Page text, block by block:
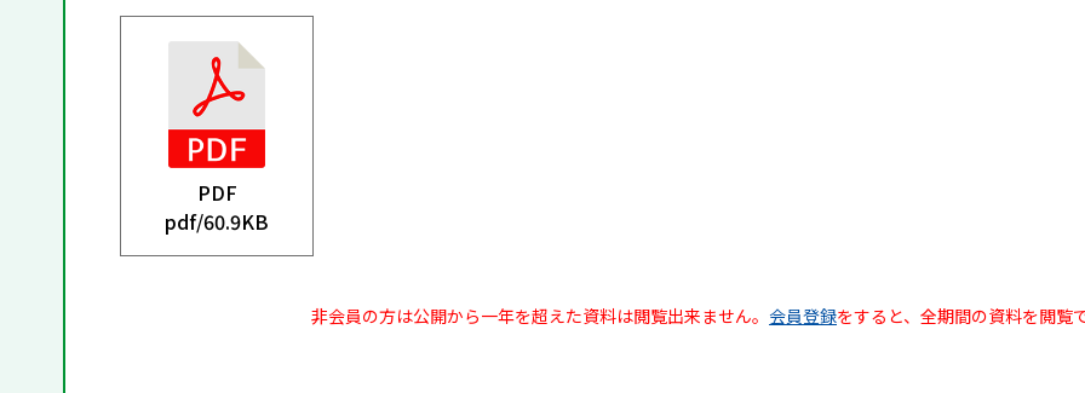
PDF
pdf/60.9KB
非会員の方は公開から一年を超えた資料は閲覧出来ません。 会員登録をすると、全期間の資料を閲覧